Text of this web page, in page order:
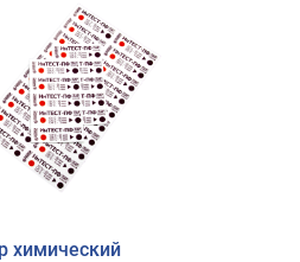
химический